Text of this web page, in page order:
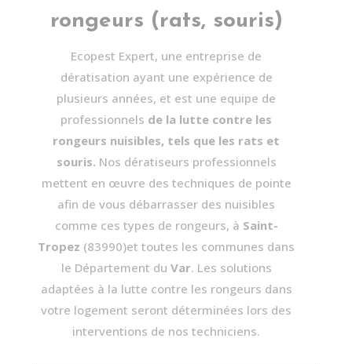
rongeurs (rats, souris)
Ecopest Expert, une entreprise de
dératisation ayant une expérience de
plusieurs années, et est une equipe de
professionnels de la lutte contre les
rongeurs nuisibles, tels que les rats et
souris. Nos dératiseurs professionnels
mettent en œuvre des techniques de pointe
afin de vous débarrasser des nuisibles
comme ces types de rongeurs, à Saint-
Tropez (83990)et toutes les communes dans
le Département du Var. Les solutions
adaptées à la lutte contre les rongeurs dans
votre logement seront déterminées lors des
interventions de nos techniciens.